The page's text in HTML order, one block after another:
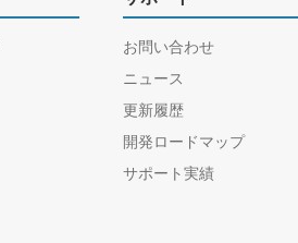
お問い合わせ
ニュース
更新履歴
開発ロードマップ
サポート実績